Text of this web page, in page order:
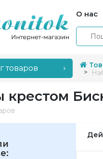
О нас
товаров
крестом